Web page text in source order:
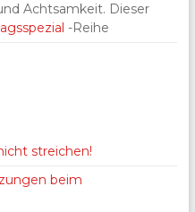
Achtsamkeit. Dieser
-Reihe
streichen!
beim